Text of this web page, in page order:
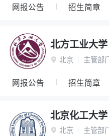
网报公告 招生简章
北方工业大学
 北京 主管部
网报公告 招生简章
北京化工大学
 北京 主管部